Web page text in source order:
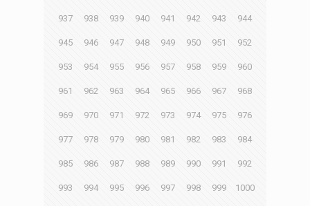
937 938 939 940 941 942 943 944
945 946 947 948 949 950 951 952
953 954 955 956 957 958 959 960
961 962 963 964 965 966 967 968
969 970 971 972 973 974 975 976
977 978 979 980 981 982 983 984
985 986 987 988 989 990 991 992
993 994 995 996 997 998 999 1000